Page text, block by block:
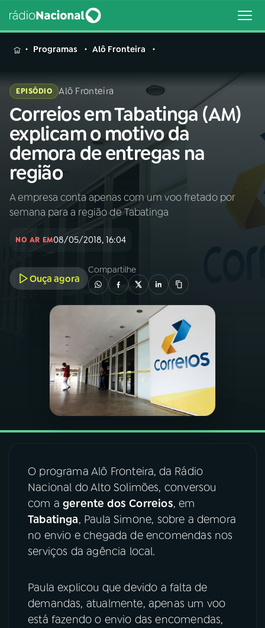
MENU
Buscar
na
Rádio
Nacional
Buscar
AO VIVO
01 INÍCIO
PROGRAMAÇÃO
PODCASTS
VIDEOCASTS
08FESTIVAL DE MÚSICA
ACOMPANHE A RÁDIO NACIONAL
YouTube Facebook
Instagram X
TikTok
Programas Alô Fronteira
EPISÓDIO Alô Fronteira
Correios em Tabatinga (AM)
explicam o motivo da
demora de entregas na
região
A empresa conta apenas com um voo fretado por
semana para a região de Tabatinga
NO AR EM08/05/2018, 16:04
Ouça agora
Compartilhe
O programa Alô Fronteira, da Rádio
Nacional do Alto Solimões, conversou
com agerente dos Correios, em
Tabatinga, Paula Simone, sobre a demora
no envio e chegada de encomendas nos
serviços da agência local.
Paula explicou que devido a falta de
demandas, atualmente, apenas um voo
está fazendo o envio das encomendas,